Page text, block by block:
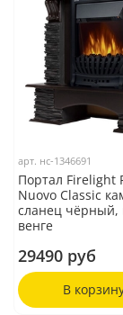
арт. нс-1346691
Портал Firelight
Nuovo Classic
сланец
венге
29490 руб
В